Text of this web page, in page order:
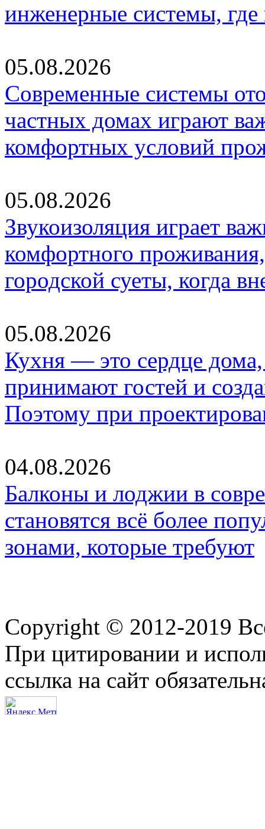
инженерные системы,
05.08.2026
Современные системы
частных домах играют
комфортных условий
05.08.2026
Звукоизоляция играет
комфортного
городской суеты, когда
05.08.2026
Кухня — это сердце дома,
принимают гостей и
Поэтому при
04.08.2026
Балконы и лоджии в
становятся всё более
зонами, которые требуют
Copyright © 2012-2019
При цитировании и
ссылка на сайт